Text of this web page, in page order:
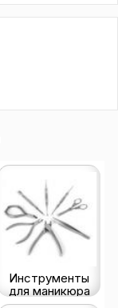
Инструменты
для маникюра